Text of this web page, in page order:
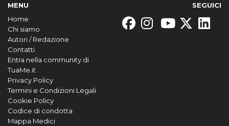
MENU
Home
Chi siamo
Autori / Redazione
Contatti
Entra nella community di
TuaMe.it
Privacy Policy
Termini e Condizioni Legali
Cookie Policy
Codice di condotta
Mappa Medici
SEGUICI